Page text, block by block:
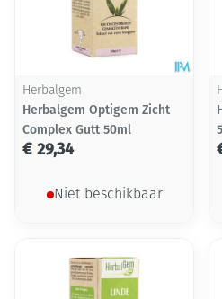
Herbalgem
Herbalgem Optigem Zicht
Complex Gutt 50ml
€ 29,34
Niet beschikbaar